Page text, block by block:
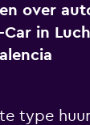
over
Car in
type